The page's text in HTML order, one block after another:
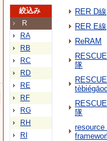
絞込み
R
RA
RB
RC
RD
RE
RF
RG
RH
RI
RER D線
RER E線
ReRAM
隊
隊
resource